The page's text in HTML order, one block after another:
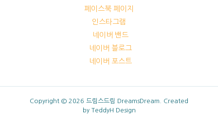
페이스북 페이지
인스타그램
네이버 밴드
네이버 블로그
네이버 포스트
Copyright © 2026 드림스드림 DreamsDream. Created
by TeddyH Design